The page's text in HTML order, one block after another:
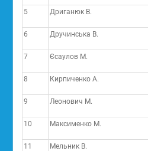
5 Дриганюк В.
6 Дручинська В.
7 Єсаулов М.
8 Кирпиченко А.
9 Леонович М.
10 Максименко М.
11 Мельник В.